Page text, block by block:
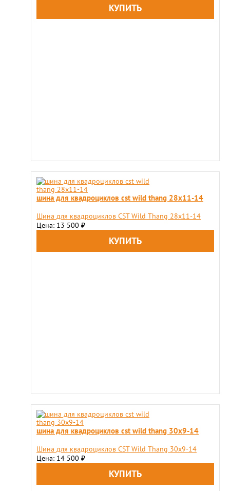
шина для квадроциклов cst wild thang 28x11-14
Шина для квадроциклов CST Wild Thang 28x11-14
Цена: 13 500 ₽
шина для квадроциклов cst wild thang 30x9-14
Шина для квадроциклов CST Wild Thang 30x9-14
Цена: 14 500 ₽